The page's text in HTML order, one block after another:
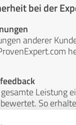
bei der
anderer
Leistung
So